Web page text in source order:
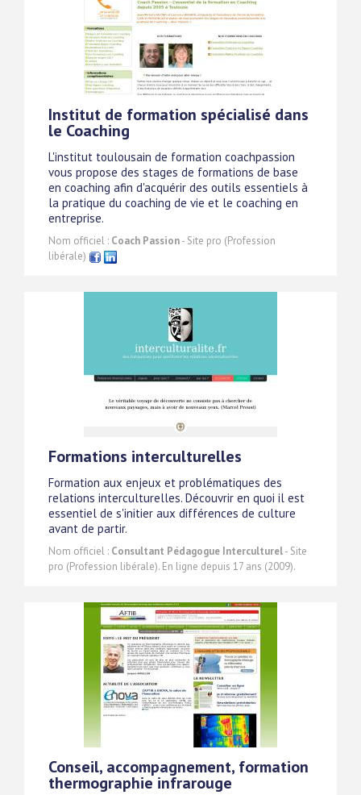
Institut de formation spécialisé dans
le Coaching
L'institut toulousain de formation coachpassion
vous propose des stages de formations de base
en coaching afin d'acquérir des outils essentiels à
la pratique du coaching de vie et le coaching en
entreprise.
Nom officiel : Coach Passion- Site pro (Profession
libérale)
Formations interculturelles
Formation aux enjeux et problématiques des
relations interculturelles. Découvrir en quoi il est
essentiel de s'initier aux différences de culture
avant de partir.
Nom officiel : Consultant Pédagogue Interculturel- Site
pro (Profession libérale). En ligne depuis 17 ans (2009).
Conseil, accompagnement, formation
thermographie infrarouge